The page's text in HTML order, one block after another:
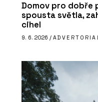
Domov pro dobře
spousta světla,
cihel
9. 6. 2026 /